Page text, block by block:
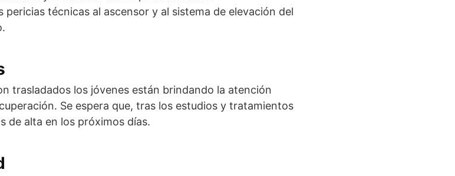
pericias técnicas al ascensor y al sistema de elevación del
trasladados los jóvenes están brindando la atención
Se espera que, tras los estudios y tratamientos
de alta en los próximos días.